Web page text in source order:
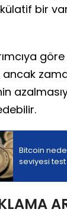
bir
Bitcoin
seviyesi